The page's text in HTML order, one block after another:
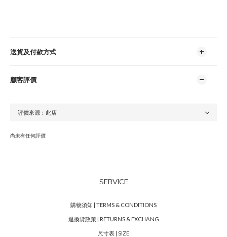
送貨及付款方式
顧客評價
尚未有任何評價
SERVICE
購物須知 | TERMS & CONDITIONS
退換貨政策 | RETURNS & EXCHANG
尺寸表 | SIZE